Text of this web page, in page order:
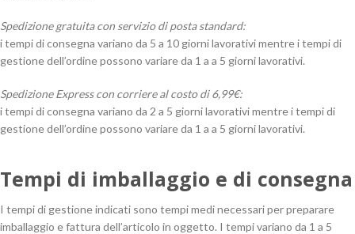
Spedizione gratuita con servizio di posta standard:
i tempi di consegna variano da 5 a 10 giorni lavorativi mentre i tempi di
gestione dell’ordine possono variare da 1 a a 5 giorni lavorativi.
Spedizione Express con corriere al costo di 6,99€:
i tempi di consegna variano da 2 a 5 giorni lavorativi mentre i tempi di
gestione dell’ordine possono variare da 1 a a 5 giorni lavorativi.
Tempi di imballaggio e di consegna
I tempi di gestione indicati sono tempi medi necessari per preparare
imballaggio e fattura dell’articolo in oggetto. I tempi variano da 1 a 5